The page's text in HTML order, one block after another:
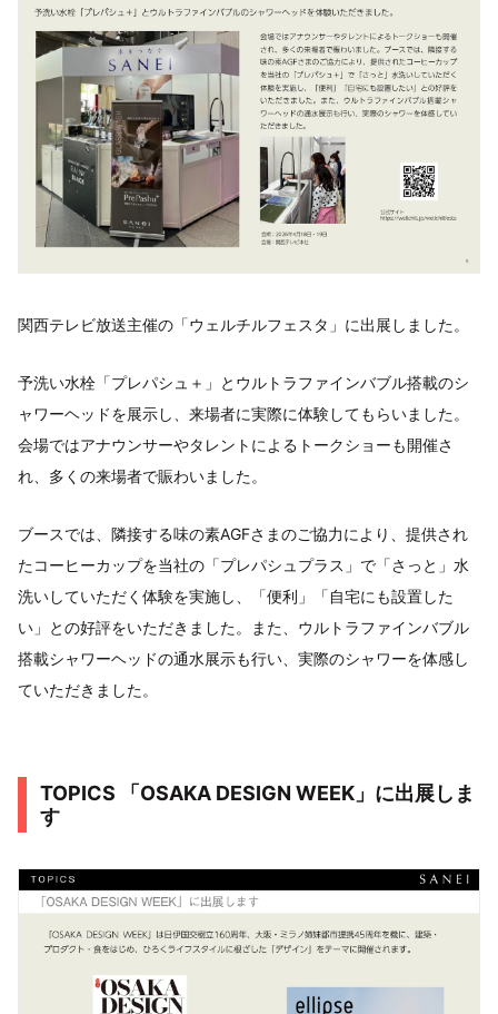
関西テレビ放送主催の「ウェルチルフェスタ」に出展しました。
予洗い水栓「プレパシュ＋」とウルトラファインバブル搭載のシ
ャワーヘッドを展示し、来場者に実際に体験してもらいました。
会場ではアナウンサーやタレントによるトークショーも開催さ
れ、多くの来場者で賑わいました。
ブースでは、隣接する味の素AGFさまのご協力により、提供され
たコーヒーカップを当社の「プレパシュプラス」で「さっと」水
洗いしていただく体験を実施し、「便利」「自宅にも設置した
い」との好評をいただきました。また、ウルトラファインバブル
搭載シャワーヘッドの通水展示も行い、実際のシャワーを体感し
ていただきました。
TOPICS 「OSAKA DESIGN WEEK」に出展しま
す